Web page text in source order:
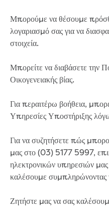
Service standards
Moving
Buying or selling
Renting
Real Estate
changes
Property transfers
Solicitor
Update your details
Update details
organisations
Update details
My water supply
Outages, works
Outages
Μπορούμε να θέσουμε
λογαριασμό σας για να
στοιχεία.
Μπορείτε να διαβάσετε την
Οικογενειακής βίας.
Για περαιτέρω βοήθεια,
Υπηρεσίες Υποστήριξης
Για να συζητήσετε πώς
μας στο (03) 5177 5997,
ηλεκτρονικών υπηρεσιών
καλέσουμε συμπληρώνοντας
Ζητήστε μας να σας